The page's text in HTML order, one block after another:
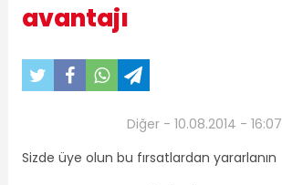
avantajı
Diğer - 10.08.2014 - 16:07
Sizde üye olun bu fırsatlardan yararlanın